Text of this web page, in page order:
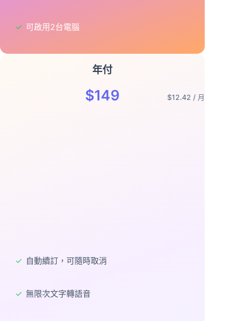
✓ 可啟用2台電腦
年付
$149 $12.42 / 月
✓ 自動續訂，可隨時取消
✓ 無限次文字轉語音